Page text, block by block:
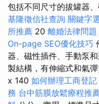
包括不同尺寸的拔罐器
基隆徵信社查詢 關鍵字
所推薦 20 離婚法律問題
On-page SEO優化技巧
器、磁性插件、手動泵
製結構，有伸縮式和氣
x 140 如何辦理工商登記
務 台中筋膜放鬆療程推